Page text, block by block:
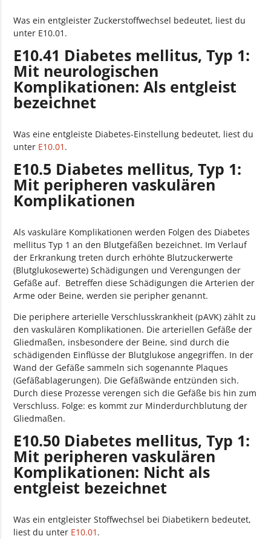
Was ein entgleister Zuckerstoffwechsel bedeutet, liest du
unter E10.01.
E10.41 Diabetes mellitus, Typ 1:
Mit neurologischen
Komplikationen: Als entgleist
bezeichnet
Was eine entgleiste Diabetes-Einstellung bedeutet, liest du
unter E10.01 .
E10.5 Diabetes mellitus, Typ 1:
Mit peripheren vaskulären
Komplikationen
Als vaskuläre Komplikationen werden Folgen des Diabetes
mellitus Typ 1 an den Blutgefäßen bezeichnet. Im Verlauf
der Erkrankung treten durch erhöhte Blutzuckerwerte
(Blutglukosewerte) Schädigungen und Verengungen der
Gefäße auf. Betreffen diese Schädigungen die Arterien der
Arme oder Beine, werden sie peripher genannt.
Die periphere arterielle Verschlusskrankheit (pAVK) zählt zu
den vaskulären Komplikationen. Die arteriellen Gefäße der
Gliedmaßen, insbesondere der Beine, sind durch die
schädigenden Einflüsse der Blutglukose angegriffen. In der
Wand der Gefäße sammeln sich sogenannte Plaques
(Gefäßablagerungen). Die Gefäßwände entzünden sich.
Durch diese Prozesse verengen sich die Gefäße bis hin zum
Verschluss. Folge: es kommt zur Minderdurchblutung der
Gliedmaßen.
E10.50 Diabetes mellitus, Typ 1:
Mit peripheren vaskulären
Komplikationen: Nicht als
entgleist bezeichnet
Was ein entgleister Stoffwechsel bei Diabetikern bedeutet,
liest du unter E10.01 .